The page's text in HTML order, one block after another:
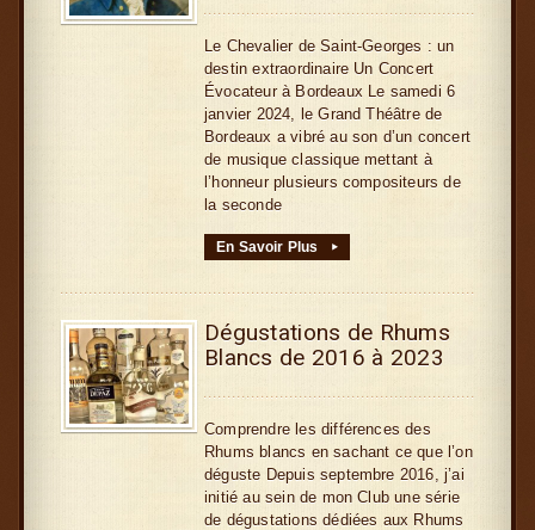
Le Chevalier de Saint-Georges : un
destin extraordinaire Un Concert
Évocateur à Bordeaux Le samedi 6
janvier 2024, le Grand Théâtre de
Bordeaux a vibré au son d’un concert
de musique classique mettant à
l’honneur plusieurs compositeurs de
la seconde
En Savoir Plus ▸
Dégustations de Rhums
Blancs de 2016 à 2023
Comprendre les différences des
Rhums blancs en sachant ce que l’on
déguste Depuis septembre 2016, j’ai
initié au sein de mon Club une série
de dégustations dédiées aux Rhums